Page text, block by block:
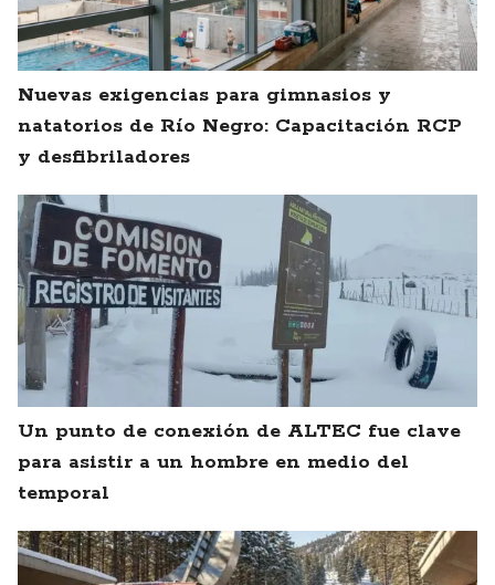
Nuevas exigencias para gimnasios y
natatorios de Río Negro: Capacitación RCP
y desfibriladores
Un punto de conexión de ALTEC fue clave
para asistir a un hombre en medio del
temporal